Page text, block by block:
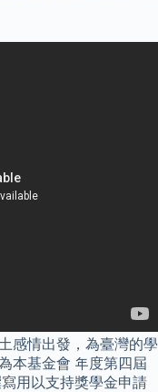
感情出發，為臺灣的學
本基金會 年度第四屆
用以支持獎學金申請